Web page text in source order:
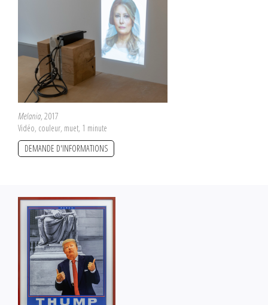
Melania, 2017
Vidéo, couleur, muet, 1 minute
DEMANDE D'INFORMATIONS